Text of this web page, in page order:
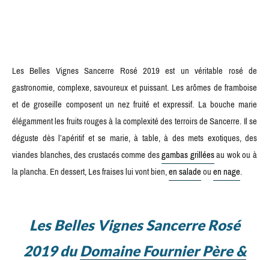
Les Belles Vignes Sancerre Rosé 2019 est un véritable rosé de
gastronomie, complexe, savoureux et puissant. Les arômes de framboise
et de groseille composent un nez fruité et expressif. La bouche marie
élégamment les fruits rouges à la complexité des terroirs de Sancerre. Il se
déguste dès l’apéritif et se marie, à table, à des mets exotiques, des
viandes blanches, des crustacés comme desgambas grilléesau wok ou à
la plancha. En dessert, Les fraises lui vont bien,en saladeouen nage.
Les Belles Vignes Sancerre Rosé
2019 duDomaine Fournier Père &